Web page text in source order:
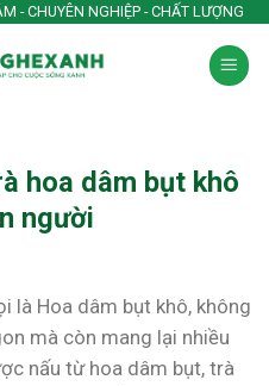
- CHUYÊN NGHIỆP - CHẤT LƯỢNG
hoa dâm bụt khô
người
là Hoa dâm bụt khô, không
mà còn mang lại nhiều
nấu từ hoa dâm bụt, trà